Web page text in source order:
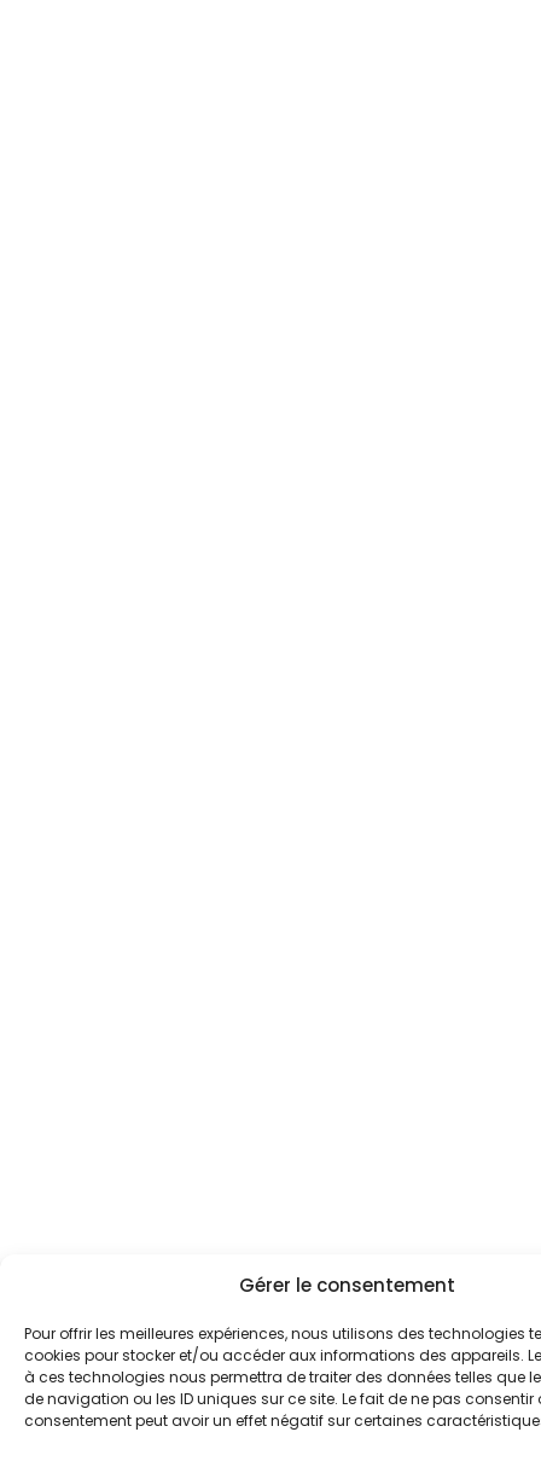
Gérer le consentement
Pour offrir les meilleures expériences, nous utilisons des technologies
cookies pour stocker et/ou accéder aux informations des appareils.
à ces technologies nous permettra de traiter des données telles que
de navigation ou les ID uniques sur ce site. Le fait de ne pas consentir
consentement peut avoir un effet négatif sur certaines